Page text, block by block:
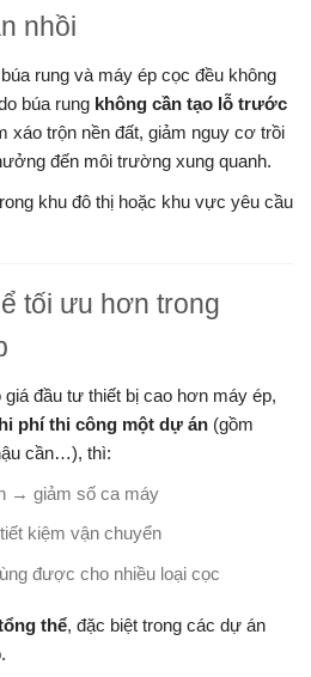
nhồi
rung và máy ép cọc đều không
búa rung không cần tạo lỗ trước
xáo trộn nền đất, giảm nguy cơ trồi
đến môi trường xung quanh.
khu đô thị hoặc khu vực yêu cầu
tối ưu hơn trong
đầu tư thiết bị cao hơn máy ép,
phí thi công một dự án (gồm
cần…), thì:
→ giảm số ca máy
kiệm vận chuyển
được cho nhiều loại cọc
thể, đặc biệt trong các dự án